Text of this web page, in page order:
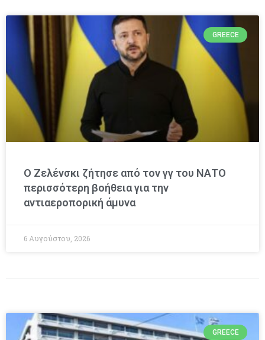
GREECE
Ο Ζελένσκι ζήτησε από τον γγ του ΝΑΤΟ
περισσότερη βοήθεια για την
αντιαεροπορική άμυνα
6 Αυγούστου, 2026
GREECE